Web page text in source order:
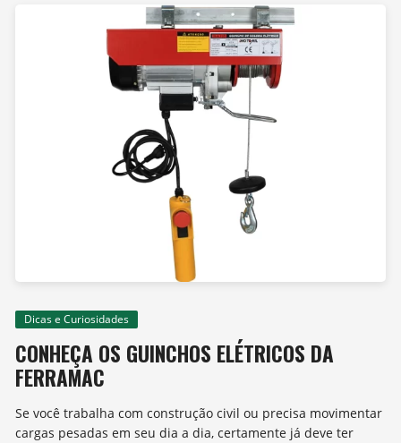
Dicas e Curiosidades
CONHEÇA OS GUINCHOS ELÉTRICOS DA
FERRAMAC
Se você trabalha com construção civil ou precisa movimentar
cargas pesadas em seu dia a dia, certamente já deve ter